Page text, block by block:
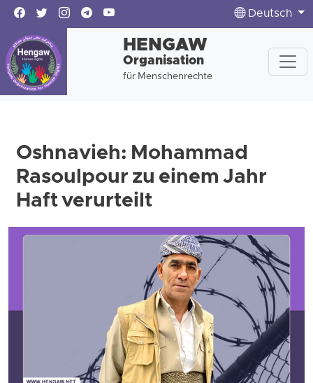
Deutsch
HENGAW
Organisation
für Menschenrechte
Oshnavieh: Mohammad
Rasoulpour zu einem Jahr
Haft verurteilt